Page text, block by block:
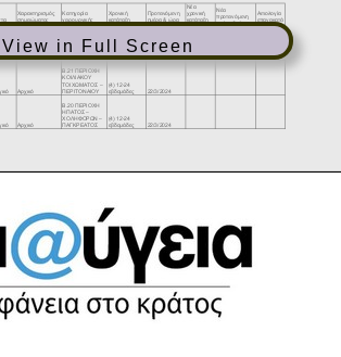
View in Full Screen